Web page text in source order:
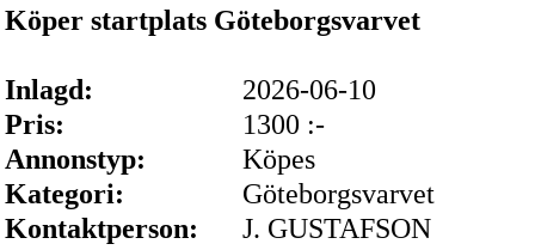
Köper startplats Göteborgsvarvet
Inlagd:
2026-06-10
Pris:
1300 :-
Annonstyp:
Köpes
Kategori:
Göteborgsvarvet
Kontaktperson:
J. GUSTAFSON